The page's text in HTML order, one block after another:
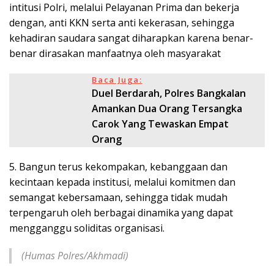
intitusi Polri, melalui Pelayanan Prima dan bekerja
dengan, anti KKN serta anti kekerasan, sehingga
kehadiran saudara sangat diharapkan karena benar-
benar dirasakan manfaatnya oleh masyarakat
Baca Juga:
Duel Berdarah, Polres Bangkalan
Amankan Dua Orang Tersangka
Carok Yang Tewaskan Empat
Orang
5. Bangun terus kekompakan, kebanggaan dan
kecintaan kepada institusi, melalui komitmen dan
semangat kebersamaan, sehingga tidak mudah
terpengaruh oleh berbagai dinamika yang dapat
mengganggu soliditas organisasi.
(Humas Polres/Akhmadi)